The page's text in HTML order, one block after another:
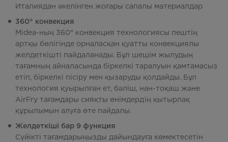
Италиядан әкелінген жоғары сапалы материалдар
360° конвекция
Midea-ның 360° конвекция технологиясы пештің
артқы бөлігінде орналасқан қуатты конвекциялы
желдеткішті пайдаланады. Бұл шешім жылудың
тағамның айналасында біркелкі таралуын қамтамасыз
етіп, біркелкі пісіру мен қызаруды қолдайды. Бұл
технология қуырылған ет, бәліш, нан-тоқаш және
AirFry тағамдары сияқты өнімдердің қытырлақ
құрылымын алуға өте пайдалы.
Желдеткіші бар 9 функция
Сүйікті тағамдарыңызды дайындауға көмектесетін